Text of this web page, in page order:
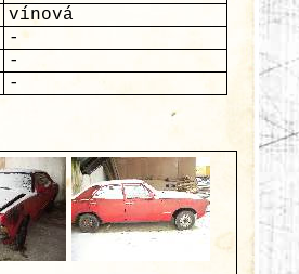
vínová
-
-
-